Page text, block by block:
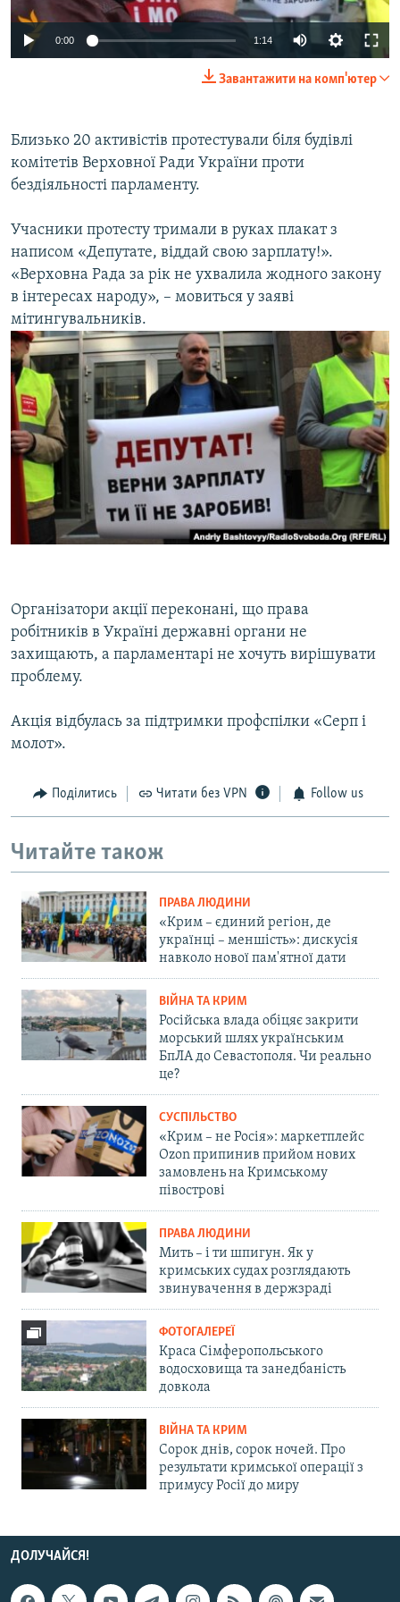
ВІДЕОУРОКИ «ELIFBE»
СВІДЧЕННЯ ОКУПАЦІЇ
Русский
Qırımtatar
Усі сайти RFE/RL
0:00 1:14
Завантажити на комп'ютер
Близько 20 активістів протестували біля будівлі
комітетів Верховної Ради України проти
бездіяльності парламенту.
Учасники протесту тримали в руках плакат з
написом «Депутате, віддай свою зарплату!».
«Верховна Рада за рік не ухвалила жодного закону
в інтересах народу», – мовиться у заяві
мітингувальників.
Організатори акції переконані, що права
робітників в Україні державні органи не
захищають, а парламентарі не хочуть вирішувати
проблему.
Акція відбулась за підтримки профспілки «Серп і
молот».
Поділитись Читати без VPN Follow us
Читайте також
ПРАВА ЛЮДИНИ
«Крим – єдиний регіон, де
українці – меншість»: дискусія
навколо нової пам'ятної дати
ВІЙНА ТА КРИМ
Російська влада обіцяє закрити
морський шлях українським
БпЛА до Севастополя. Чи реально
це?
СУСПІЛЬСТВО
«Крим – не Росія»: маркетплейс
Ozon припинив прийом нових
замовлень на Кримському
півострові
ПРАВА ЛЮДИНИ
Мить – і ти шпигун. Як у
кримських судах розглядають
звинувачення в держзраді
ФОТОГАЛЕРЕЇ
Краса Сімферопольського
водосховища та занедбаність
довкола
ВІЙНА ТА КРИМ
Сорок днів, сорок ночей. Про
результати кримської операції з
примусу Росії до миру
ДОЛУЧАЙСЯ!